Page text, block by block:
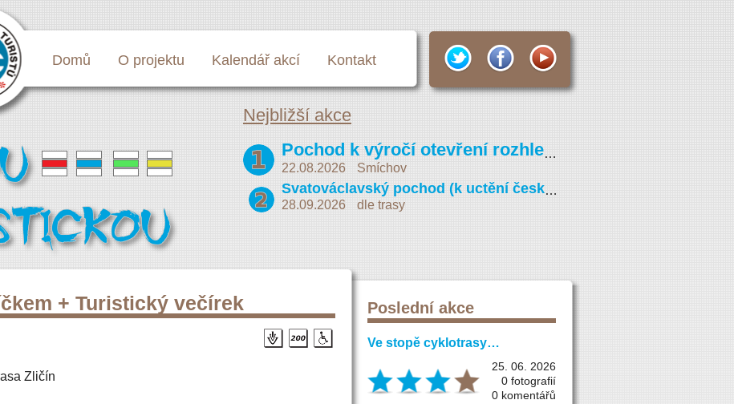
Domů O projektu Kalendář akcí Kontakt
Nejbližší akce
Pochod k výročí otevření rozhledny na Petříně (Vojta Náprstek 2026)
22.08.2026
Smíchov
Svatováclavský pochod (k uctění české státnosti)
28.09.2026
dle trasy
+ Turistický večírek
Zličín
Poslední akce
Ve stopě cyklotrasy…
25. 06. 2026
0 fotografií
0 komentářů